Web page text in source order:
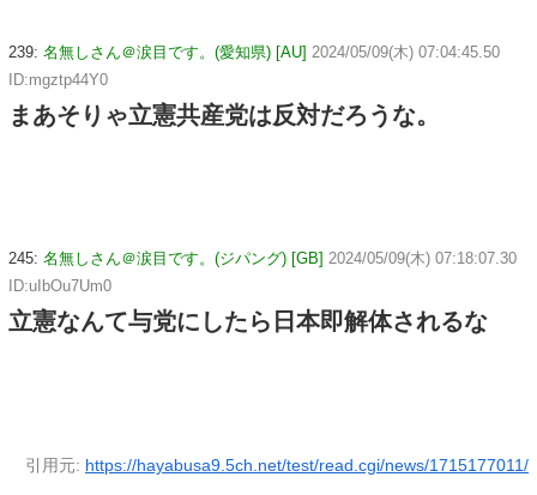
239: 名無しさん＠涙目です。(愛知県) [AU] 2024/05/09(木) 07:04:45.50
ID:mgztp44Y0
まあそりゃ立憲共産党は反対だろうな。
245: 名無しさん＠涙目です。(ジパング) [GB] 2024/05/09(木) 07:18:07.30
ID:uIbOu7Um0
立憲なんて与党にしたら日本即解体されるな
引用元: https://hayabusa9.5ch.net/test/read.cgi/news/1715177011/